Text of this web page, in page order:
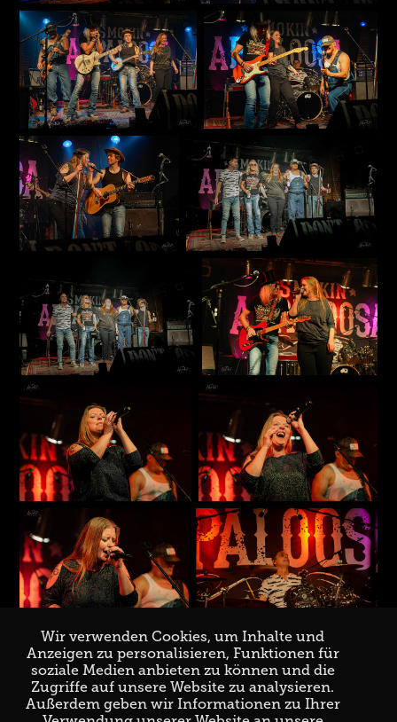
↑ Back to Top
Wir verwenden Cookies, um Inhalte und
Anzeigen zu personalisieren, Funktionen für
soziale Medien anbieten zu können und die
Zugriffe auf unsere Website zu analysieren.
Außerdem geben wir Informationen zu Ihrer